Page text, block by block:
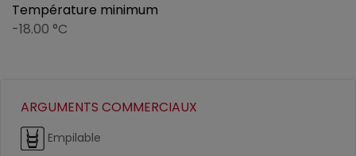
Température minimum
-18.00 °C
ARGUMENTS COMMERCIAUX
Empilable